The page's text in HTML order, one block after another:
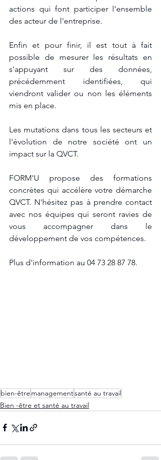
actions qui font participer l'ensemble
des acteur de l'entreprise.
Enfin et pour finir, il est tout à fait
possible de mesurer les résultats en
s'appuyant sur des données,
précédemment identifiées, qui
viendront valider ou non les éléments
mis en place.
Les mutations dans tous les secteurs et
l'évolution de notre société ont un
impact sur la QVCT.
FORM'U propose des formations
concrètes qui accélère votre démarche
QVCT. N'hésitez pas à prendre contact
avec nos équipes qui seront ravies de
vous accompagner dans le
développement de vos compétences.
Plus d'information au 04 73 28 87 78.
bien-être managementsanté au travail
Bien -être et santé au travail